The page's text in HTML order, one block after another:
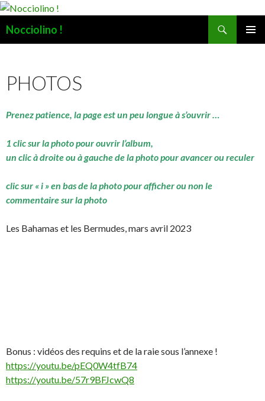
Nocciolino !
PHOTOS
Prenez patience, la page est un peu longue à s’ouvrir …
1 clic sur la photo pour ouvrir l’album,
un clic à droite ou à gauche de la photo pour avancer ou reculer
clic sur « i » en bas de la photo pour afficher ou non le
commentaire sur la photo
Les Bahamas et les Bermudes, mars avril 2023
Bonus : vidéos des requins et de la raie sous l’annexe !
https://youtu.be/pEQ0W4tfB74
https://youtu.be/57r9BFJcwQ8